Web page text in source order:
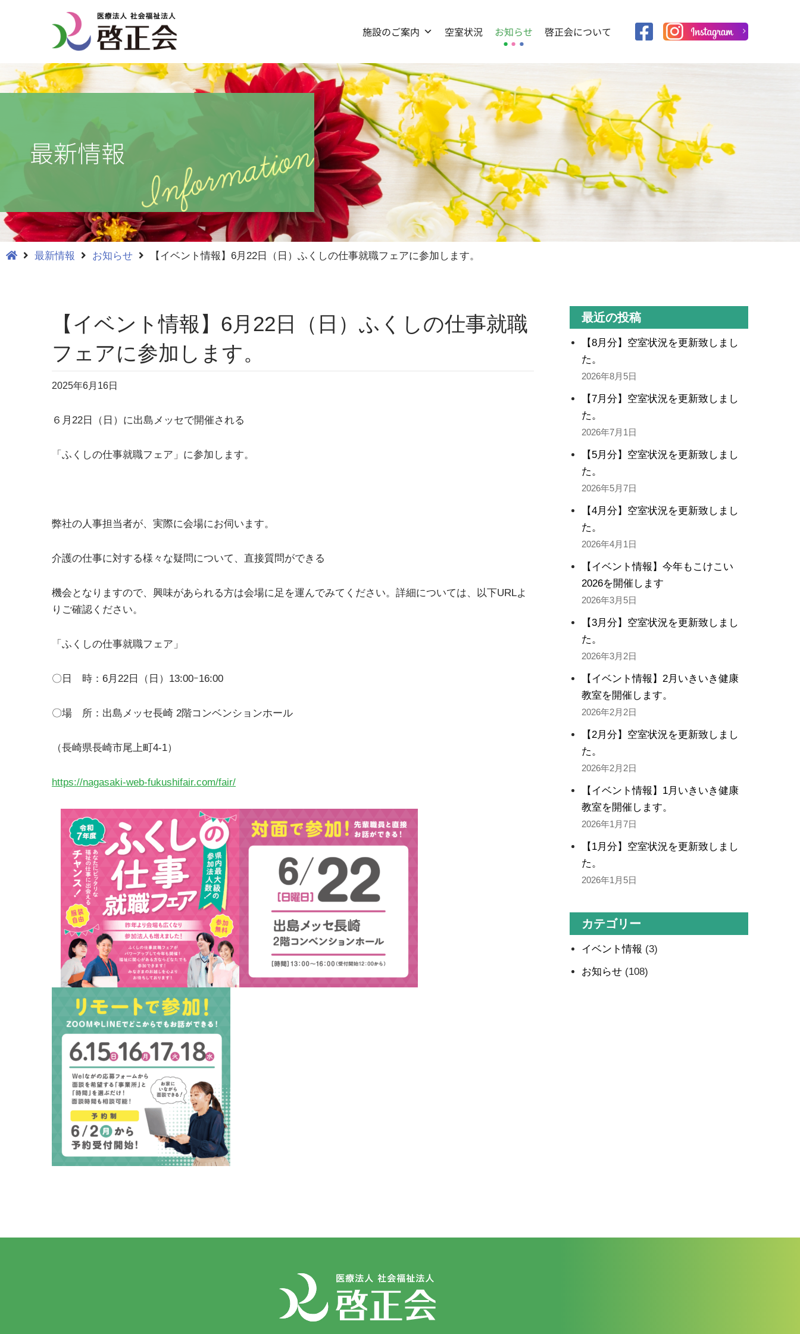
テ
ン
施設のご案内 空室状況 お知らせ 啓正会について
最新情報
最新情報 お知らせ 【イベント情報】6月22日（日）ふくしの仕事就職フェアに参加します。
【イベント情報】6月22日（日）ふくしの仕事就職
フェアに参加します。
2025年6月16日
６月22日（日）に出島メッセで開催される
「ふくしの仕事就職フェア」に参加します。
弊社の人事担当者が、実際に会場にお伺います。
介護の仕事に対する様々な疑問について、直接質問ができる
機会となりますので、興味があられる方は会場に足を運んでみてください。詳細については、以下URLよ
りご確認ください。
「ふくしの仕事就職フェア」
〇日 時：6月22日（日）13:00ｰ16:00
〇場 所：出島メッセ長崎 2階コンベンションホール
（長崎県長崎市尾上町4-1）
https://nagasaki-web-fukushifair.com/fair/
最近の投稿
【8月分】空室状況を更新致しまし
た。
2026年8月5日
【7月分】空室状況を更新致しまし
た。
2026年7月1日
【5月分】空室状況を更新致しまし
た。
2026年5月7日
【4月分】空室状況を更新致しまし
た。
2026年4月1日
【イベント情報】今年もこけこい
2026を開催します
2026年3月5日
【3月分】空室状況を更新致しまし
た。
2026年3月2日
【イベント情報】2月いきいき健康
教室を開催します。
2026年2月2日
【2月分】空室状況を更新致しまし
た。
2026年2月2日
【イベント情報】1月いきいき健康
教室を開催します。
2026年1月7日
【1月分】空室状況を更新致しまし
た。
2026年1月5日
カテゴリー
イベント情報 (3)
お知らせ (108)